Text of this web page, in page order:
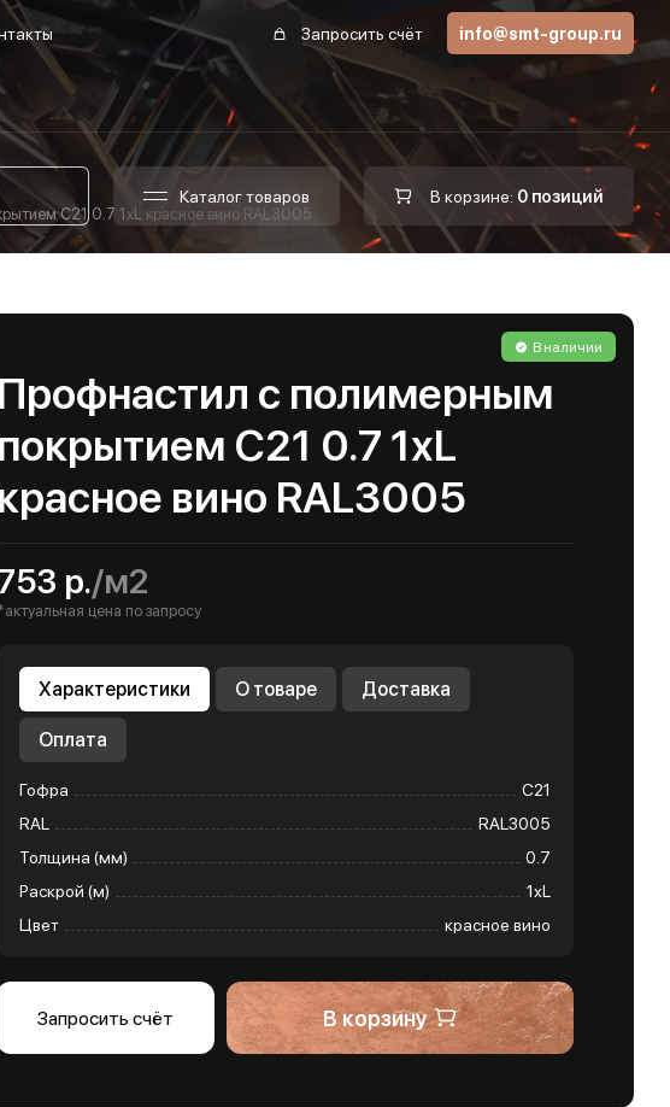
Запросить счёт info@smt-group.ru
Каталог товаров В корзине: 0 позиций
С21 0.7 1хL красное вино RAL3005
В наличии
Профнастил с полимерным
покрытием С21 0.7 1хL
красное вино RAL3005
р./м2
цена по запросу
Характеристики О товаре Доставка
Оплата
Гофра
С21
RAL
RAL3005
Толщина (мм)
0.7
Раскрой (м)
1хL
Цвет
красное вино
Запросить счёт В корзину